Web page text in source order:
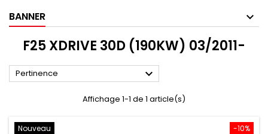
BANNER
F25 XDRIVE 30D (190KW) 03/2011-
Pertinence 
Affichage 1-1 de 1 article(s)
-10%
Nouveau